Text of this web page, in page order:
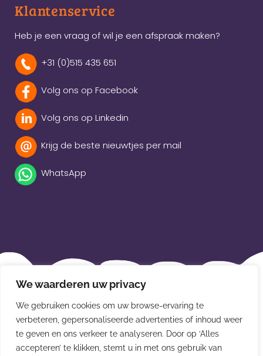
We waarderen uw privacy
We gebruiken cookies om uw browse-ervaring te
verbeteren, gepersonaliseerde advertenties of inhoud weer
te geven en ons verkeer te analyseren. Door op ‘Alles
accepteren’ te klikken, stemt u in met ons gebruik van
Klantenservice
Heb je een vraag of wil je een afspraak maken?
+31 (0)515 435 651
Volg ons op Facebook
Volg ons op Linkedin
Krijg de beste nieuwtjes per mail
WhatsApp
Beleidsverklaring
Privacybeleid
Disclaimer
Leveringsvoorwaarden